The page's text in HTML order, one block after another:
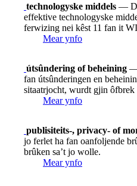
technologyske middels —
effektive technologyske
ferwizing nei kêst 11 fan it
Mear ynfo
útsûndering of beheining —
fan útsûnderingen en
sitaatrjocht, wurdt gjin
Mear ynfo
publisiteits-, privacy- of
jo ferlet ha fan oanfoljende
brûken sa’t jo wolle.
Mear ynfo